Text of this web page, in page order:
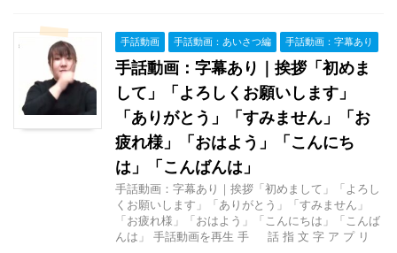
手話動画 手話動画：あいさつ編 手話動画：字幕あり
手話動画：字幕あり｜挨拶「初めま
して」「よろしくお願いします」
「ありがとう」「すみません」「お
疲れ様」「おはよう」「こんにち
は」「こんばんは」
手話動画：字幕あり｜挨拶「初めまして」「よろし
くお願いします」「ありがとう」「すみません」
「お疲れ様」「おはよう」「こんにちは」「こんば
んは」 手話動画を再生 手 話 指 文 字 ア プ リ